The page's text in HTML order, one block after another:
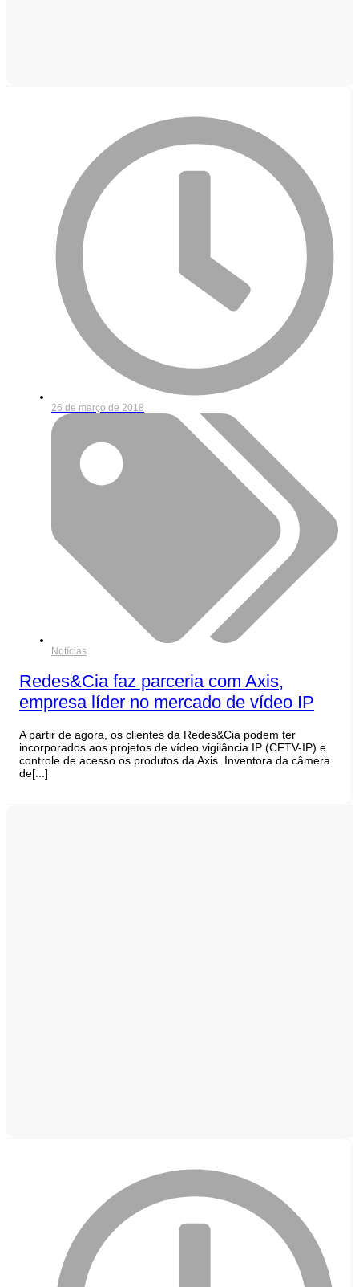
26 de março de 2018
Notícias
Redes&Cia faz parceria com Axis,
empresa líder no mercado de vídeo IP
A partir de agora, os clientes da Redes&Cia podem ter
incorporados aos projetos de vídeo vigilância IP (CFTV-IP) e
controle de acesso os produtos da Axis. Inventora da câmera
de[...]